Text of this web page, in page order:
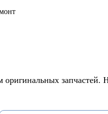
запчастей.